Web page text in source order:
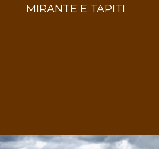
MIRANTE E TAPITI